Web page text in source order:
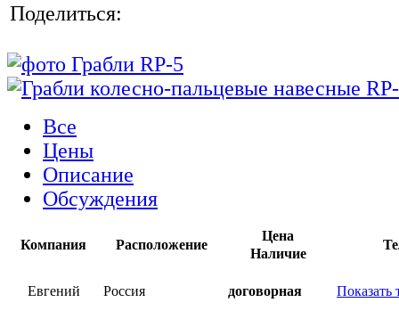
Поделиться:
Все
Цены
Описание
Обсуждения
Компания Расположение
Цена
Наличие
Евгений Россия договорная Показать